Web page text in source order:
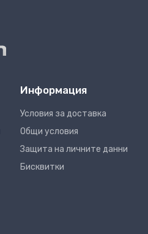
Информация
Условия за доставка
Общи условия
Защита на личните данни
Бисквитки